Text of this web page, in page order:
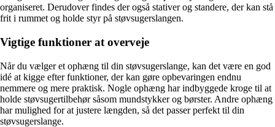
organiseret. Derudover findes der også stativer og standere, der kan stå
frit i rummet og holde styr på støvsugerslangen.
Vigtige funktioner at overveje
Når du vælger et ophæng til din støvsugerslange, kan det være en god
idé at kigge efter funktioner, der kan gøre opbevaringen endnu
nemmere og mere praktisk. Nogle ophæng har indbyggede kroge til at
holde støvsugertilbehør såsom mundstykker og børster. Andre ophæng
har mulighed for at justere længden, så det passer perfekt til din
støvsugerslange.